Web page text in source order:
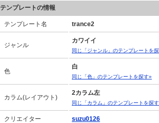
テンプレートの情報
テンプレート名 trance2
ジャンル
カワイイ
同じ「ジャンル」のテンプレートを
色
白
同じ「色」のテンプレートを探す»
カラム(レイアウト)
2カラム左
同じ「カラム」のテンプレートを探
クリエイター suzu0126